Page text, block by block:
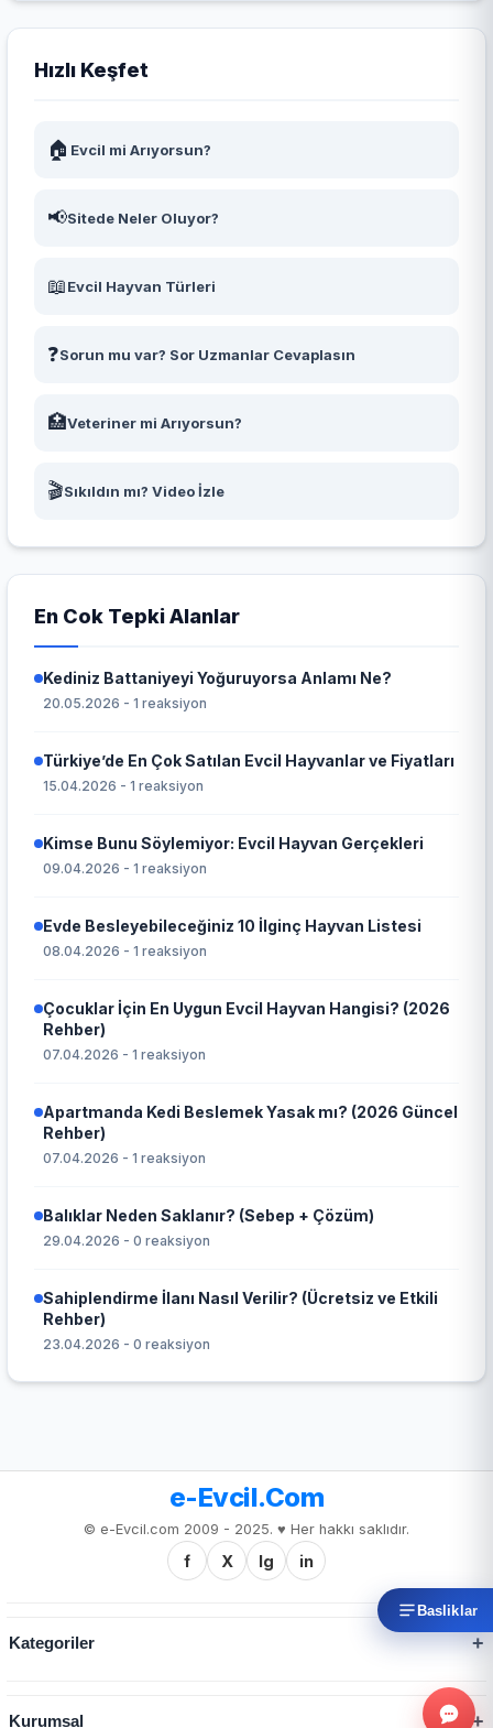
Hızlı Keşfet
🏠 Evcil mi Arıyorsun?
📢Sitede Neler Oluyor?
📖Evcil Hayvan Türleri
❓Sorun mu var? Sor Uzmanlar Cevaplasın
🏥Veteriner mi Arıyorsun?
🎬Sıkıldın mı? Video İzle
En Cok Tepki Alanlar
Kediniz Battaniyeyi Yoğuruyorsa Anlamı Ne?
20.05.2026 - 1 reaksiyon
Türkiye’de En Çok Satılan Evcil Hayvanlar ve Fiyatları
15.04.2026 - 1 reaksiyon
Kimse Bunu Söylemiyor: Evcil Hayvan Gerçekleri
09.04.2026 - 1 reaksiyon
Evde Besleyebileceğiniz 10 İlginç Hayvan Listesi
08.04.2026 - 1 reaksiyon
Çocuklar İçin En Uygun Evcil Hayvan Hangisi? (2026
Rehber)
07.04.2026 - 1 reaksiyon
Apartmanda Kedi Beslemek Yasak mı? (2026 Güncel
Rehber)
07.04.2026 - 1 reaksiyon
Balıklar Neden Saklanır? (Sebep + Çözüm)
29.04.2026 - 0 reaksiyon
Sahiplendirme İlanı Nasıl Verilir? (Ücretsiz ve Etkili
Rehber)
23.04.2026 - 0 reaksiyon
Basliklar
e-Evcil.Com
© e-Evcil.com 2009 - 2025. ♥️ Her hakkı saklıdır.
f X Ig in
Kategoriler
Kurumsal